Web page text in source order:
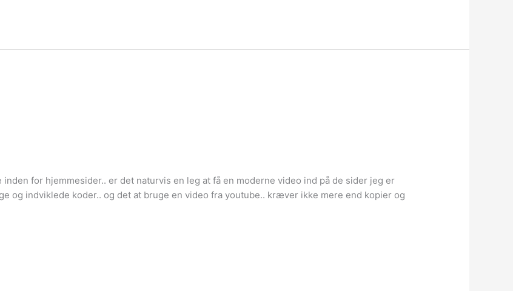
for hjemmesider.. er det naturvis en leg at få en moderne video ind på de sider jeg er
og indviklede koder.. og det at bruge en video fra youtube.. kræver ikke mere end kopier og